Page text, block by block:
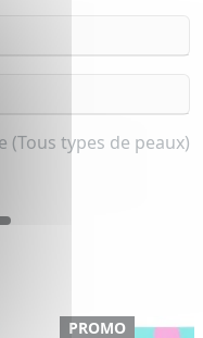
types de peaux)
PROMO